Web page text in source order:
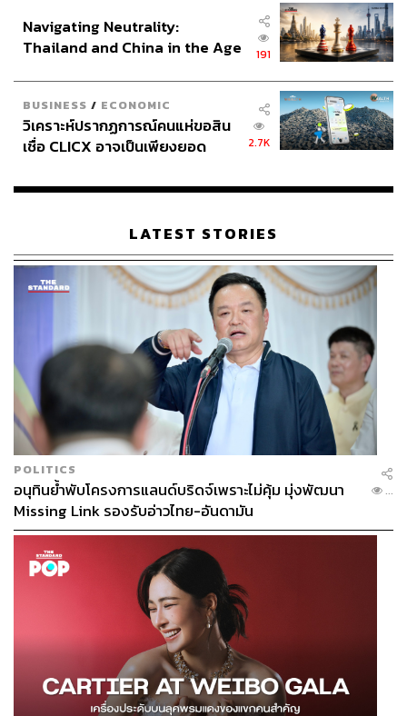
Navigating Neutrality:
Thailand and China in the Age
191
BUSINESS / ECONOMIC
วิเคราะห์ปรากฏการณ์คนแห่ขอสิน
เชื่อ CLICX อาจเป็นเพียงยอด
เรือนไทยที่ถูกซุกไว้
2.7K
LATEST STORIES
POLITICS
อนุทินย้ำพับโครงการแลนด์บริดจ์เพราะไม่คุ้ม มุ่งพัฒนา
Missing Link รองรับอ่าวไทย-อันดามัน
...